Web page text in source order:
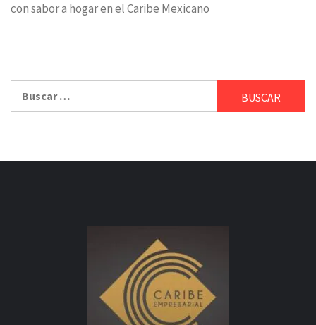
con sabor a hogar en el Caribe Mexicano